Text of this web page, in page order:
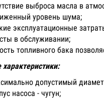
выброса масла в
уровень шума;
эксплуатационные
в обслуживании;
топливного бака
допустимый
насоса - чугун;